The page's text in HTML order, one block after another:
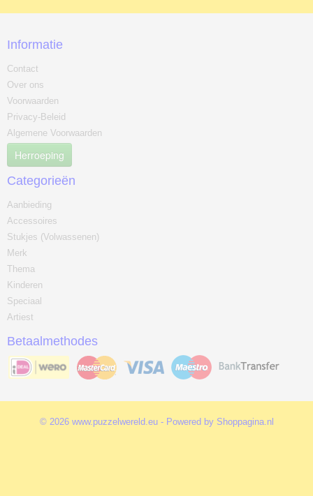
Informatie
Contact
Over ons
Voorwaarden
Privacy-Beleid
Algemene Voorwaarden
Herroeping
Categorieën
Aanbieding
Accessoires
Stukjes (Volwassenen)
Merk
Thema
Kinderen
Speciaal
Artiest
Betaalmethodes
© 2026 www.puzzelwereld.eu - Powered by Shoppagina.nl